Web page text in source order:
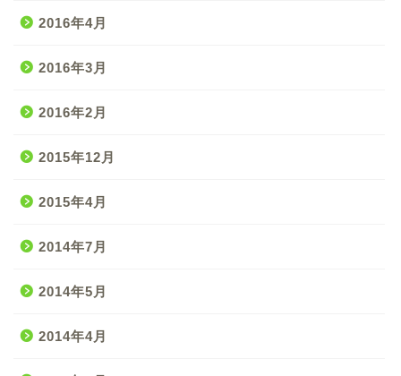
2016年4月
2016年3月
2016年2月
2015年12月
2015年4月
2014年7月
2014年5月
2014年4月